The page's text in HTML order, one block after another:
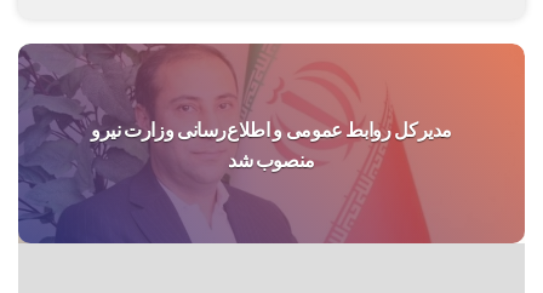
مدیرکل روابط عمومی و اطلاع‌رسانی وزارت نیرو
منصوب شد